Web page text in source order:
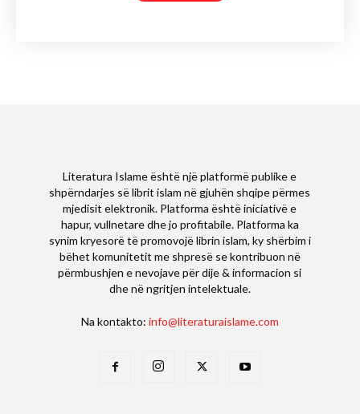
Literatura Islame është një platformë publike e
shpërndarjes së librit islam në gjuhën shqipe përmes
mjedisit elektronik. Platforma është iniciativë e
hapur, vullnetare dhe jo profitabile. Platforma ka
synim kryesorë të promovojë librin islam, ky shërbim i
bëhet komunitetit me shpresë se kontribuon në
përmbushjen e nevojave për dije & informacion si
dhe në ngritjen intelektuale.
Na kontakto: info@literaturaislame.com